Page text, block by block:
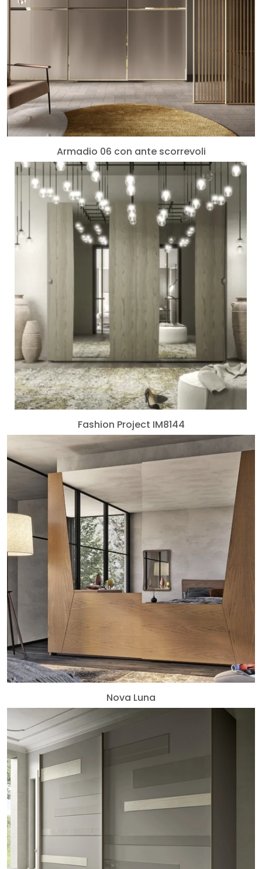
Armadio 06 con ante scorrevoli
Fashion Project IM8144
Nova Luna